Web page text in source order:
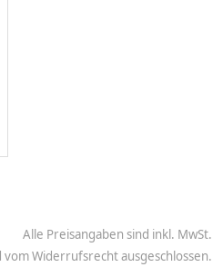
Alle Preisangaben sind inkl. MwSt.
Widerrufsrecht ausgeschlossen.